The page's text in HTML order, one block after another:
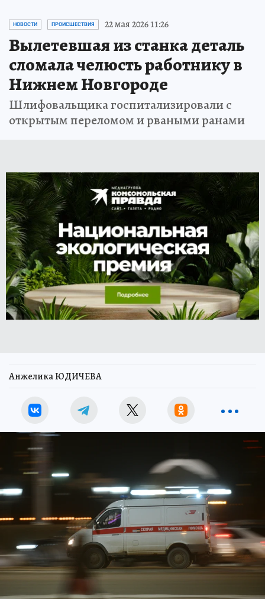
НОВОСТИ ПРОИСШЕСТВИЯ 22 мая 2026 11:26
Вылетевшая из станка деталь
сломала челюсть работнику в
Нижнем Новгороде
Шлифовальщика госпитализировали с
открытым переломом и рваными ранами
Анжелика ЮДИЧЕВА